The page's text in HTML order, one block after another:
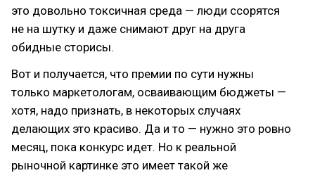
это довольно токсичная среда — люди ссорятся
не на шутку и даже снимают друг на друга
обидные сторисы.
Вот и получается, что премии по сути нужны
только маркетологам, осваивающим бюджеты —
хотя, надо признать, в некоторых случаях
делающих это красиво. Да и то — нужно это ровно
месяц, пока конкурс идет. Но к реальной
рыночной картинке это имеет такой же